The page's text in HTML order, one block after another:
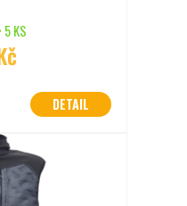
5 KS
DETAIL